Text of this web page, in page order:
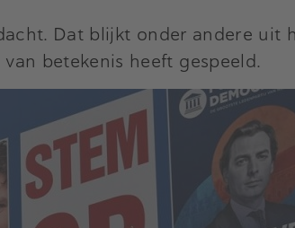
Dat blijkt onder andere uit
betekenis heeft gespeeld.